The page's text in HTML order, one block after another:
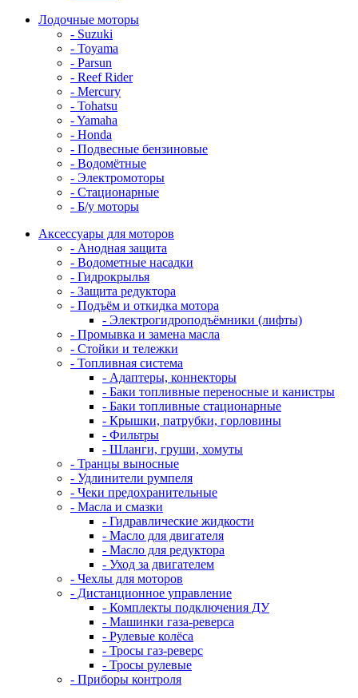
Лодочные моторы
- Suzuki
- Toyama
- Parsun
- Reef Rider
- Mercury
- Tohatsu
- Yamaha
- Honda
- Подвесные бензиновые
- Водомётные
- Электромоторы
- Стационарные
- Б/у моторы
Аксессуары для моторов
- Анодная защита
- Водометные насадки
- Гидрокрылья
- Защита редуктора
- Подъём и откидка мотора
- Электрогидроподъёмники (лифты)
- Промывка и замена масла
- Стойки и тележки
- Топливная система
- Адаптеры, коннекторы
- Баки топливные переносные и канистры
- Баки топливные стационарные
- Крышки, патрубки, горловины
- Фильтры
- Шланги, груши, хомуты
- Транцы выносные
- Удлинители румпеля
- Чеки предохранительные
- Масла и смазки
- Гидравлические жидкости
- Масло для двигателя
- Масло для редуктора
- Уход за двигателем
- Чехлы для моторов
- Дистанционное управление
- Комплекты подключения ДУ
- Машинки газа-реверса
- Рулевые колёса
- Тросы газ-реверс
- Тросы рулевые
- Приборы контроля